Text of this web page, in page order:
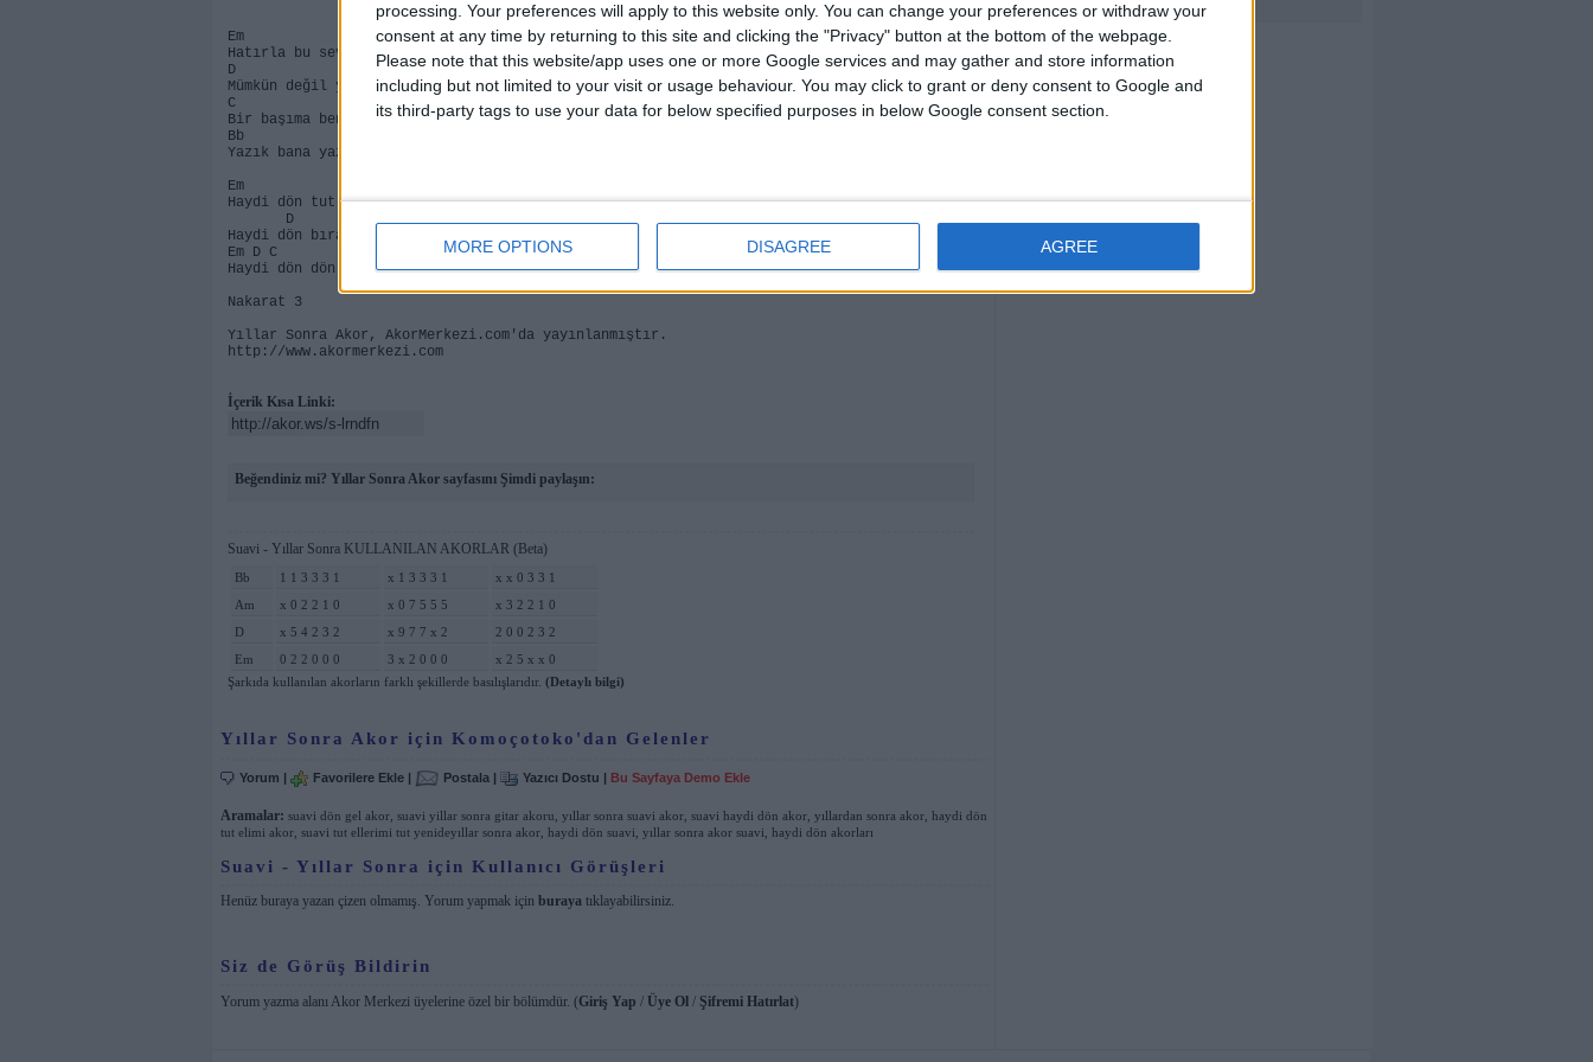
processing. Your preferences will apply to this website only. You can change your preferences or withdraw your
consent at any time by returning to this site and clicking the "Privacy" button at the bottom of the webpage.
Please note that this website/app uses one or more Google services and may gather and store information
including but not limited to your visit or usage behaviour. You may click to grant or deny consent to Google and
its third-party tags to use your data for below specified purposes in below Google consent section.
MORE OPTIONS DISAGREE AGREE
Em Am
Hatırla bu sevda dolu dizgin nasıl yaşandı çılgınca
D G
Mümkün değil yaşayamam ayrı kalınca
C Am
Bir başıma ben alışamam yokluğuna
Bb
Yazık bana yazık bana
Em Am
Haydi dön tut elimi istiyorum tut tut yeniden
D Bb Am
Haydi dön bıraktığın yerde bekleyeceğim ben
Em D C Am Bb
Haydi dön dön lütfen dön lütfen
Nakarat 3
Yıllar Sonra Akor, AkorMerkezi.com'da yayınlanmıştır.
http://www.akormerkezi.com
İçerik Kısa Linki:
Beğendiniz mi? Yıllar Sonra Akor sayfasını Şimdi paylaşın:
Suavi - Yıllar Sonra KULLANILAN AKORLAR (Beta)
Bb 1 1 3 3 3 1 x 1 3 3 3 1
x x 0 3 3 1
Am
x 0 2 2 1 0 x 0 7 5 5 5
x 3 2 2 1 0
D
x 5 4 2 3 2 x 9 7 7 x 2
2 0 0 2 3 2
Em
0 2 2 0 0 0 3 x 2 0 0 0
x 2 5 x x 0
Şarkıda kullanılan akorların farklı şekillerde basılışlarıdır. (Detaylı bilgi)
Yıllar Sonra Akor için Komoçotoko'dan Gelenler
Yorum | Favorilere Ekle | Postala | Yazıcı Dostu | Bu Sayfaya Demo Ekle
Aramalar: suavi dön gel akor suavi yillar sonra gitar akoru yıllar sonra suavi akor suavi haydi dön akor yıllardan sonra akor haydi dön
tut elimi akor suavi tut ellerimi tut yenideyıllar sonra akor haydi dön suavi yıllar sonra akor suavi haydi dön akorları
Suavi - Yıllar Sonra için Kullanıcı Görüşleri
Henüz buraya yazan çizen olmamış. Yorum yapmak için buraya tıklayabilirsiniz.
Siz de Görüş Bildirin
Yorum yazma alanı Akor Merkezi üyelerine özel bir bölümdür. (Giriş Yap / Üye Ol / Şifremi Hatırlat)